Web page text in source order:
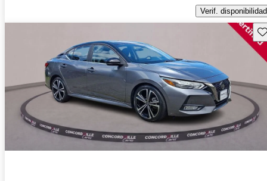
Verif. disponibilidad